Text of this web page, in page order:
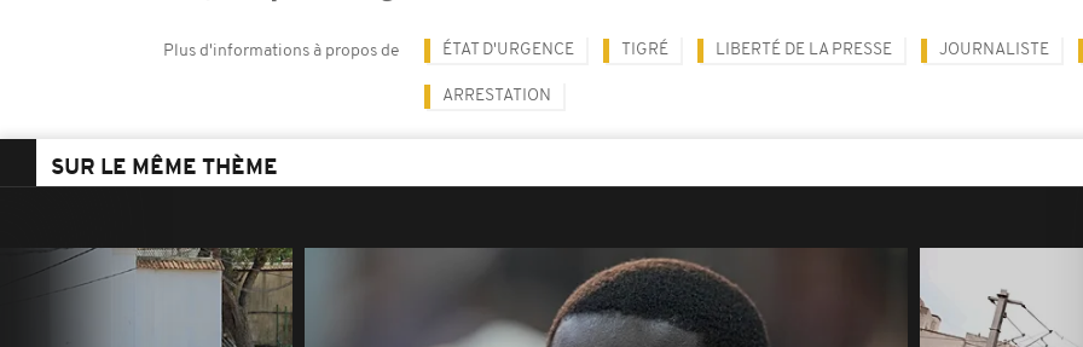
Plus d'informations à propos de ÉTAT D'URGENCE TIGRÉ LIBERTÉ DE LA PRESSE JOURNALISTE
ARRESTATION
SUR LE MÊME THÈME